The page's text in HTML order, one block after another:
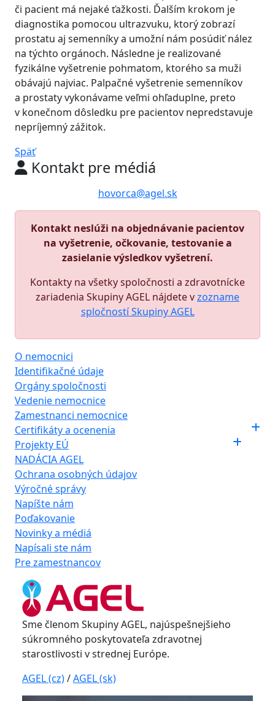
či pacient má nejaké ťažkosti. Ďalším krokom je
diagnostika pomocou ultrazvuku, ktorý zobrazí
prostatu aj semenníky a umožní nám posúdiť nález
na týchto orgánoch. Následne je realizované
fyzikálne vyšetrenie pohmatom, ktorého sa muži
obávajú najviac. Palpačné vyšetrenie semenníkov
a prostaty vykonávame veľmi ohľaduplne, preto
v konečnom dôsledku pre pacientov nepredstavuje
nepríjemný zážitok.
Späť
Kontakt pre médiá
hovorca@agel.sk
Kontakt neslúži na objednávanie pacientov
na vyšetrenie, očkovanie, testovanie a
zasielanie výsledkov vyšetrení.
Kontakty na všetky spoločnosti a zdravotnícke
zariadenia Skupiny AGEL nájdete vzozname
spločností Skupiny AGEL
O nemocnici
Identifikačné údaje
Orgány spoločnosti
Vedenie nemocnice
Zamestnanci nemocnice
Certifikáty a ocenenia
Projekty EÚ
NADÁCIA AGEL
Ochrana osobných údajov
Výročné správy
Napíšte nám
Poďakovanie
Novinky a médiá
Napísali ste nám
Pre zamestnancov
Sme členom Skupiny AGEL, najúspešnejšieho
súkromného poskytovateľa zdravotnej
starostlivosti v strednej Európe.
AGEL (cz)/AGEL (sk)